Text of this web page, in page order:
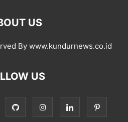
US
By www.kundurnews.co.id
US